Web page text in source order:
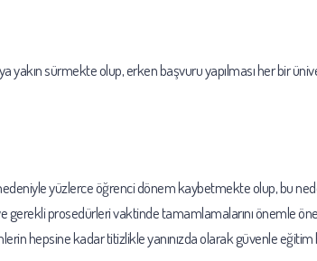
yakın sürmekte olup, erken başvuru yapılması her bir
yüzlerce öğrenci dönem kaybetmekte olup, bu
gerekli prosedürleri vaktinde tamamlamalarını önemle
hepsine kadar titizlikle yanınızda olarak güvenle eğitim